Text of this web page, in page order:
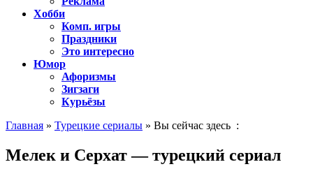
Хобби
Комп. игры
Праздники
Это интересно
Юмор
Афоризмы
Зигзаги
Курьёзы
Главная » Турецкие сериалы » Вы сейчас здесь :
Мелек и Серхат — турецкий сериал